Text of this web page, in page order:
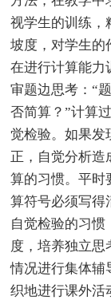
视学生的训练，
坡度，对学生的
在进行计算能力
审题边思考：“
否简算？”计算
觉检验。如果发
正，自觉分析造
算的习惯。平时
算符号必须写得
自觉检验的习
度，培养独立
情况进行集体辅
织地进行课外活